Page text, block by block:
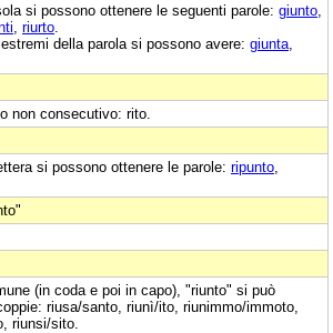
si possono ottenere le seguenti parole: giunto
riurto
della parola si possono avere: giunta
non consecutivo: rito.
si possono ottenere le parole: ripunto
(in coda e poi in capo), "riunto" si può
riusa/santo, riunì/ito, riunimmo/immoto,
riunsi/sito.